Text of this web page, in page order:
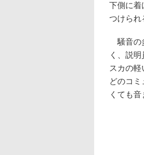
下側に着
つけられ
騒音の
く、説
スカの
どのコ
くても